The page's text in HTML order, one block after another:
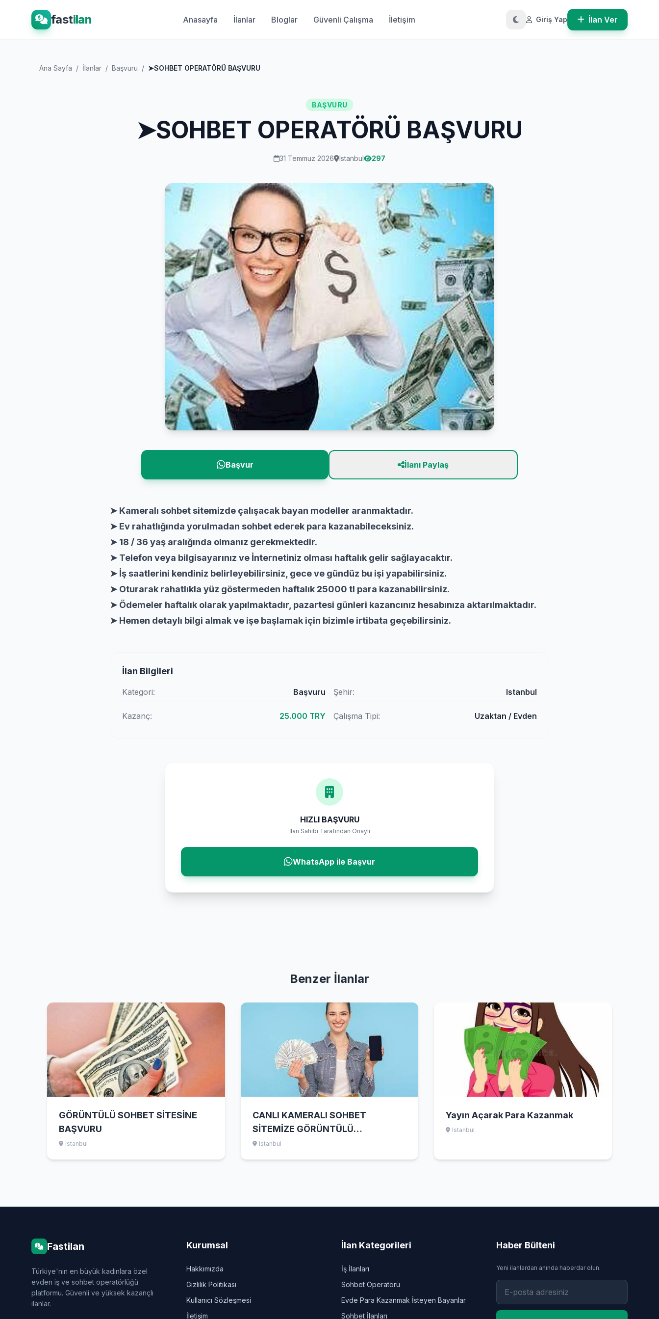
fastilan Anasayfa İlanlar Bloglar Güvenli Çalışma İletişim Giriş Yap İlan Ver
Ana Sayfa / İlanlar / Başvuru / ➤SOHBET OPERATÖRÜ BAŞVURU
BAŞVURU
➤SOHBET OPERATÖRÜ BAŞVURU
31 Temmuz 2026 Istanbul 297
Başvur İlanı Paylaş
➤ Kameralı sohbet sitemizde çalışacak bayan modeller aranmaktadır.
➤ Ev rahatlığında yorulmadan sohbet ederek para kazanabileceksiniz.
➤ 18 / 36 yaş aralığında olmanız gerekmektedir.
➤ Telefon veya bilgisayarınız ve İnternetiniz olması haftalık gelir sağlayacaktır.
➤ İş saatlerini kendiniz belirleyebilirsiniz, gece ve gündüz bu işi yapabilirsiniz.
➤ Oturarak rahatlıkla yüz göstermeden haftalık 25000 tl para kazanabilirsiniz.
➤ Ödemeler haftalık olarak yapılmaktadır, pazartesi günleri kazancınız hesabınıza aktarılmaktadır.
➤ Hemen detaylı bilgi almak ve işe başlamak için bizimle irtibata geçebilirsiniz.
İlan Bilgileri
Kategori: Başvuru Şehir: Istanbul
Kazanç: 25.000 TRY Çalışma Tipi: Uzaktan / Evden
HIZLI BAŞVURU
İlan Sahibi Tarafından Onaylı
WhatsApp ile Başvur
Benzer İlanlar
GÖRÜNTÜLÜ SOHBET SİTESİNE
BAŞVURU
Istanbul
CANLI KAMERALI SOHBET
SİTEMİZE GÖRÜNTÜLÜ
OPERATÖRÜ BAYAN ELEMAN İŞ
Istanbul
Yayın Açarak Para Kazanmak
Istanbul
Fastilan
Türkiye'nin en büyük kadınlara özel
evden iş ve sohbet operatörlüğü
platformu. Güvenli ve yüksek kazançlı
ilanlar.
Kurumsal
Hakkımızda
Gizlilik Politikası
Kullanıcı Sözleşmesi
İletişim
İlan Kategorileri
İş İlanları
Sohbet Operatörü
Evde Para Kazanmak İsteyen Bayanlar
Sohbet İlanları
Haber Bülteni
Yeni ilanlardan anında haberdar olun.